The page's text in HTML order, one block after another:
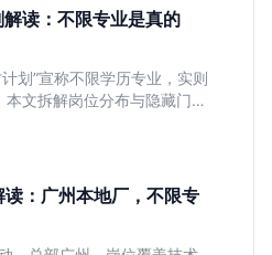
读：不限专业是真的
划”宣称不限学历专业，实则
文拆解岗位分布与隐藏门
方向，帮你判断是否值得投
：广州本地厂，不限专